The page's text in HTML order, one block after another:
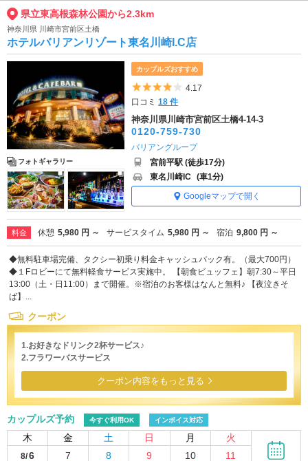
県立東高根森林公園から2.3km
神奈川県 川崎市宮前区土橋
ホテルバリアンリゾート東名川崎I.C店
フォトギャラリー
カップルズおすすめ
5つ星のうち4
4.17
口コミ18 件
神奈川県川崎市宮前区土橋4-14-3
0120-759-730
バリアングループ
宮前平駅 (徒歩17分)
東名川崎IC (車1分)
Googleマップで開く
料金 休憩 5,980 円 ～ サービスタイム 5,980 円 ～ 宿泊 9,800 円 ～
◆無料駐車場完備、タクシー初乗り料金キャッシュバック有。（最大700円）
◆１Fロビーにて無料軽食サービス実施中。 【朝食ビュッフェ】朝7:30～平日
13:00（土・日11:00）まで開催。※宿泊のお客様はなんと無料♪ 【夜泣きそ
ば】...
クーポン
1.お好きなドリンク2杯サービス♪
2.フラワーバスサービス
クーポン内容をもっと見る
カップルズ予約 今すぐ利用OK インボイス対応
木 金 土 日 月 火
8/6 7 8 9 10 11